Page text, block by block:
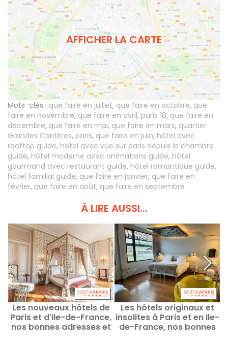
AFFICHER LA CARTE
Mots-clés : que faire en juillet, que faire en octobre, que
faire en novembre, que faire en avril, paris 18, que faire en
décembre, que faire en mai, que faire en mars, quartier
Grandes Carrières, paris, que faire en juin, hôtel avec
rooftop guide, hotel avec vue sur paris depuis la chambre
guide, hôtel moderne avec animations guide, hôtel
gourmand avec restaurant guide, hôtel romantique guide,
hôtel familial guide, que faire en janvier, que faire en
février, que faire en août, que faire en septembre
À LIRE AUSSI...
Les nouveaux hôtels de
Paris et d'Ile-de-France,
nos bonnes adresses et
Les hôtels originaux et
insolites à Paris et en Ile-
de-France, nos bonnes